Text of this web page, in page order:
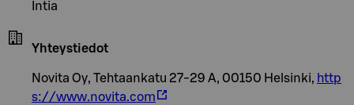
Intia
Yhteystiedot
Novita Oy, Tehtaankatu 27-29 A, 00150 Helsinki, http
s://www.novita.com